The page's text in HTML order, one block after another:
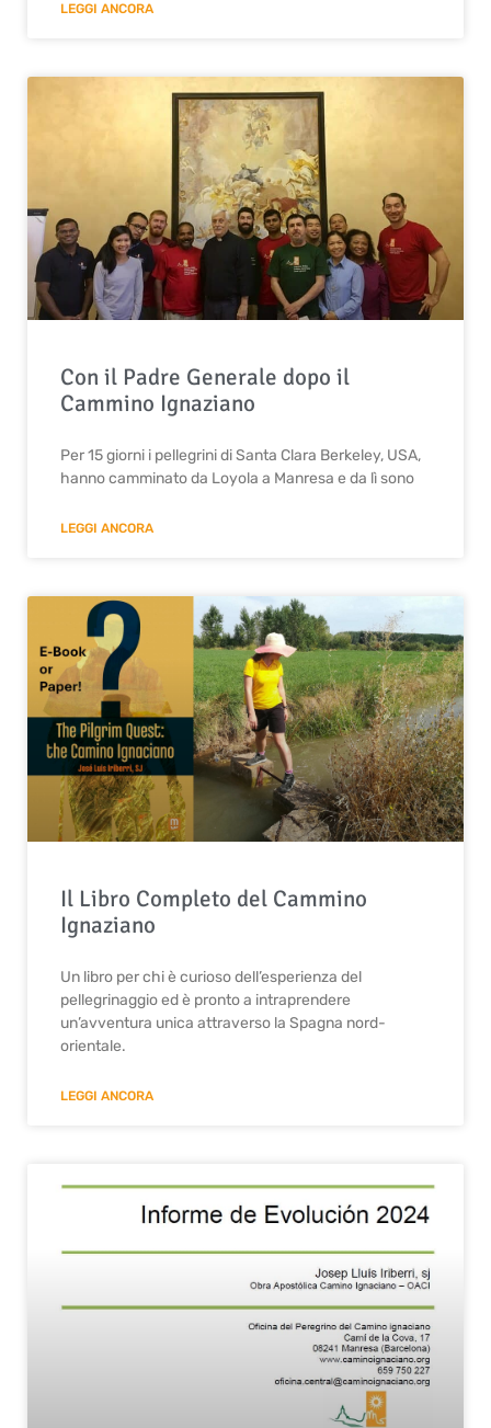
LEGGI ANCORA
Con il Padre Generale dopo il
Cammino Ignaziano
Per 15 giorni i pellegrini di Santa Clara Berkeley, USA,
hanno camminato da Loyola a Manresa e da lì sono
LEGGI ANCORA
Il Libro Completo del Cammino
Ignaziano
Un libro per chi è curioso dell’esperienza del
pellegrinaggio ed è pronto a intraprendere
un’avventura unica attraverso la Spagna nord-
orientale.
LEGGI ANCORA